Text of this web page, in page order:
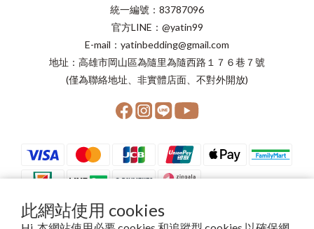
此網站使用 cookies
統一編號：83787096
官方LINE：@yatin99
E-mail：yatinbedding@gmail.com
地址：高雄市岡山區為隨里為隨西路１７６巷７號
(僅為聯絡地址、非實體店面、不對外開放)